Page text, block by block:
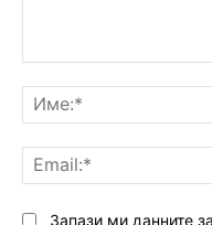
Запази ми данните